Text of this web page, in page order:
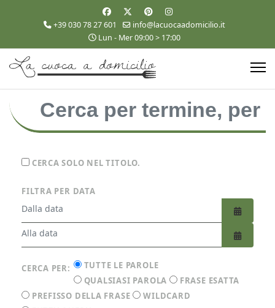
+39 030 78 27 601
info@lacuocaadomicilio.it
Lun - Mer 09:00 > 17:00
CERCA SOLO NEL TITOLO.
FILTRA PER DATA
APRI IL
APRI IL
CERCA PER:
TUTTE LE PAROLE
QUALSIASI PAROLA
FRASE ESATTA
PREFISSO DELLA FRASE
WILDCARD